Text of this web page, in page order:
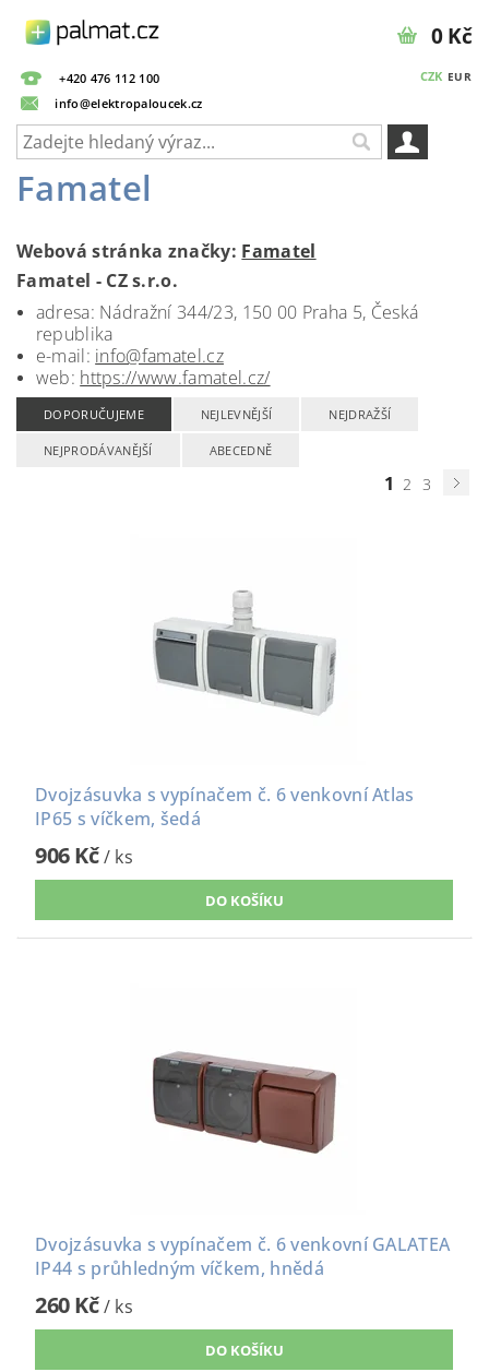
+420 476 112 100
info@elektropaloucek.cz
CZK EUR
0 Kč
Famatel
Webová stránka značky: Famatel
Famatel - CZ s.r.o.
adresa: Nádražní 344/23, 150 00 Praha 5, Česká
republika
e-mail: info@famatel.cz
web: https://www.famatel.cz/
DOPORUČUJEME NEJLEVNĚJŠÍ NEJDRAŽŠÍ
NEJPRODÁVANĚJŠÍ ABECEDNĚ
1 2 3
Dvojzásuvka s vypínačem č. 6 venkovní Atlas
IP65 s víčkem, šedá
906 Kč/ ks
Dvojzásuvka s vypínačem č. 6 venkovní GALATEA
IP44 s průhledným víčkem, hnědá
260 Kč/ ks